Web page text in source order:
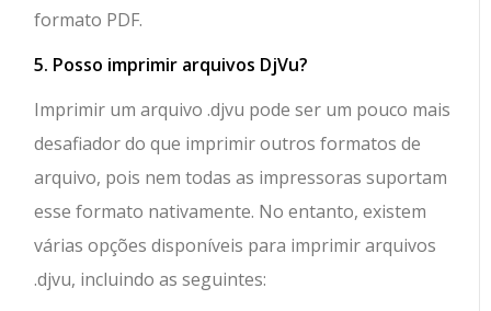
formato PDF.
5. Posso imprimir arquivos DjVu?
Imprimir um arquivo .djvu pode ser um pouco mais
desafiador do que imprimir outros formatos de
arquivo, pois nem todas as impressoras suportam
esse formato nativamente. No entanto, existem
várias opções disponíveis para imprimir arquivos
.djvu, incluindo as seguintes: